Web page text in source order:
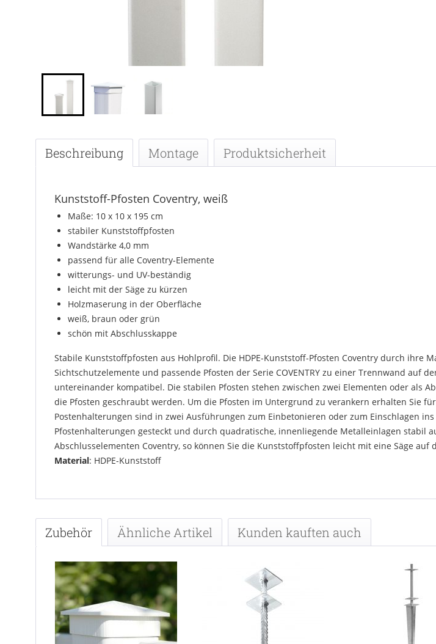
Beschreibung Montage Produktsicherheit
Kunststoff-Pfosten Coventry, weiß
Maße: 10 x 10 x 195 cm
stabiler Kunststoffpfosten
Wandstärke 4,0 mm
passend für alle Coventry-Elemente
witterungs- und UV-beständig
leicht mit der Säge zu kürzen
Holzmaserung in der Oberfläche
weiß, braun oder grün
schön mit Abschlusskappe
Stabile Kunststoffpfosten aus Hohlprofil. Die HDPE-Kunststoff-Pfosten Coventry durch ihre
Sichtschutzelemente und passende Pfosten der Serie COVENTRY zu einer Trennwand auf
untereinander kompatibel. Die stabilen Pfosten stehen zwischen zwei Elementen oder als
die Pfosten geschraubt werden. Um die Pfosten im Untergrund zu verankern erhalten Sie
Postenhalterungen sind in zwei Ausführungen zum Einbetonieren oder zum Einschlagen
Pfostenhalterungen gesteckt und durch quadratische, innenliegende Metalleinlagen stabil
Abschlusselementen Coventry, so können Sie die Kunststoffpfosten leicht mit eine Säge auf
Material: HDPE-Kunststoff
Zubehör Ähnliche Artikel Kunden kauften auch